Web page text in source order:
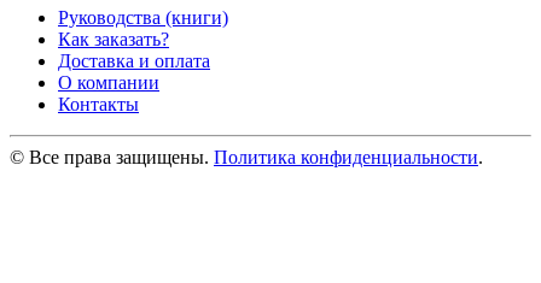
Руководства (книги)
Как заказать?
Доставка и оплата
О компании
Контакты
© Все права защищены. Политика конфиденциальности.